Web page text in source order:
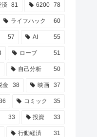
済 81 6200 78
ライフハック 60
57 AI 55
ローブ 51
自己分析 50
金 38 映画 37
コミック 35
33 投資 33
行動経済 31